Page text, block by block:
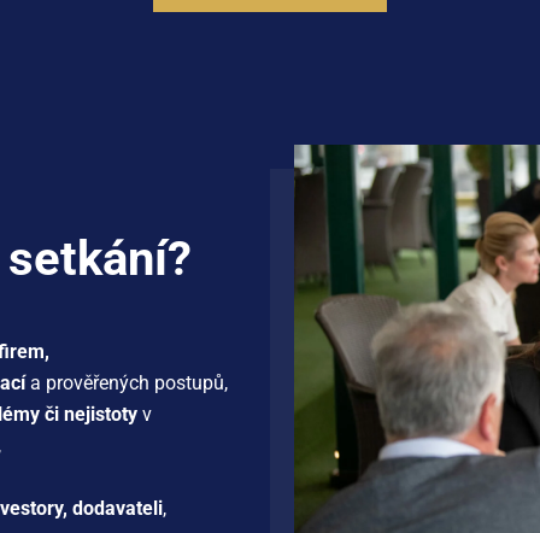
a prověřených postupů,
či nejistoty v
dodavateli,